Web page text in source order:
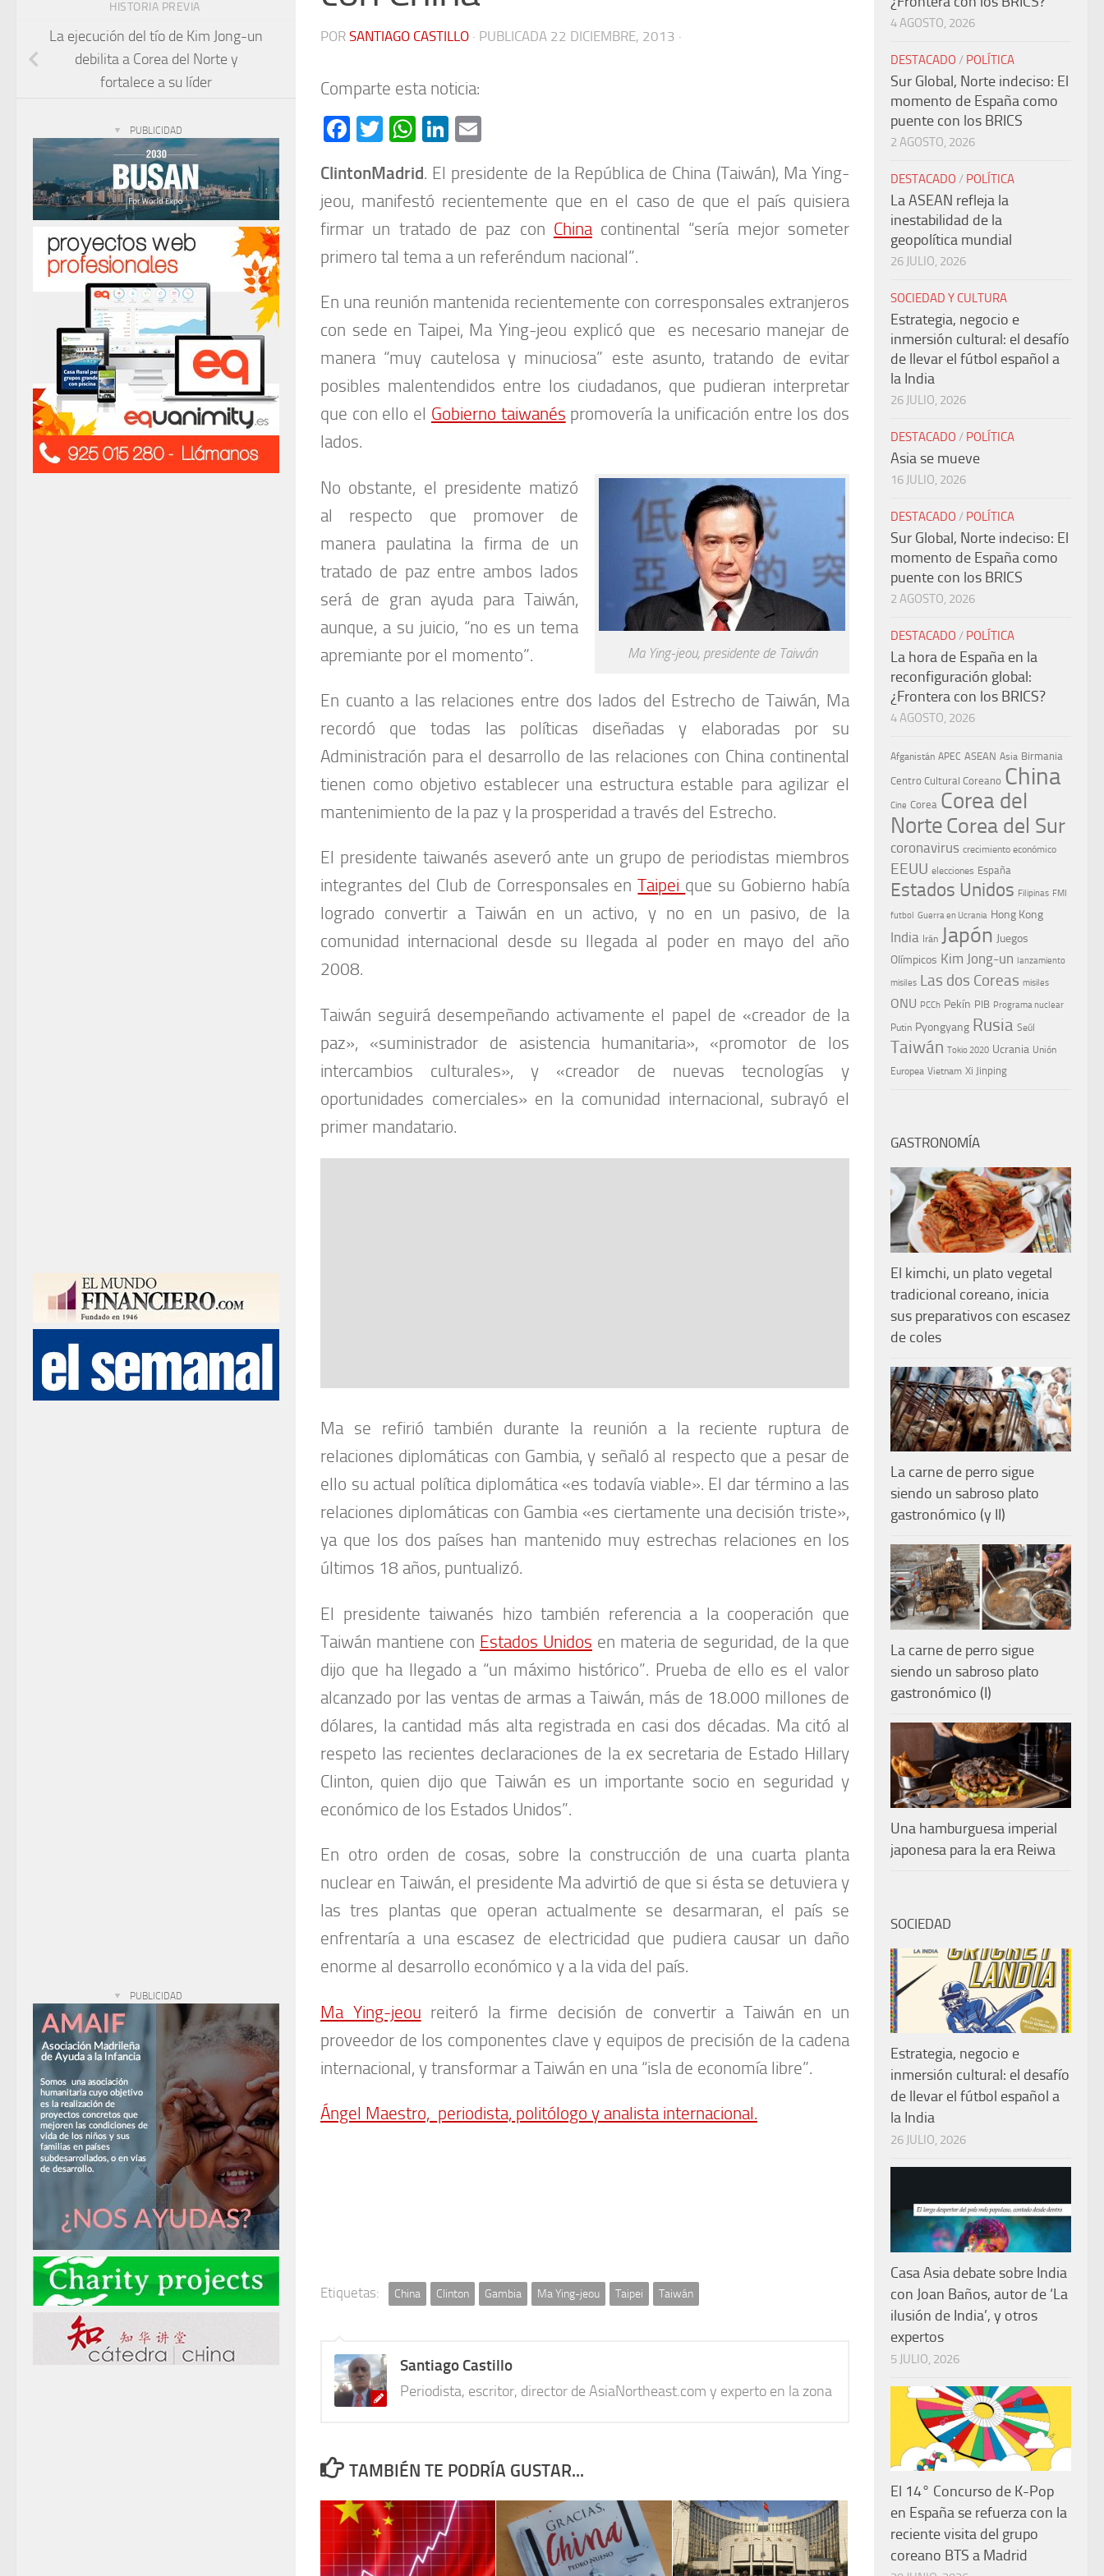
POR SANTIAGO CASTILLO · PUBLICADA 22 DICIEMBRE, 2013 ·
Comparte esta noticia:
Facebook
Twitter
WhatsApp
LinkedIn
ClintonMadrid. El presidente de la República de China (Taiwán), Ma Ying-
jeou, manifestó recientemente que en el caso de que el país quisiera
firmar un tratado de paz con Chinacontinental “sería mejor someter
primero tal tema a un referéndum nacional”.
En una reunión mantenida recientemente con corresponsales extranjeros
con sede en Taipei, Ma Ying-jeou explicó que es necesario manejar de
manera “muy cautelosa y minuciosa” este asunto, tratando de evitar
posibles malentendidos entre los ciudadanos, que pudieran interpretar
que con ello el Gobierno taiwanés promovería la unificación entre los dos
lados.
Ma Ying-jeou, presidente de Taiwán
No obstante, el presidente matizó
al respecto que promover de
manera paulatina la firma de un
tratado de paz entre ambos lados
será de gran ayuda para Taiwán,
aunque, a su juicio, “no es un tema
apremiante por el momento”.
En cuanto a las relaciones entre dos lados del Estrecho de Taiwán, Ma
recordó que todas las políticas diseñadas y elaboradas por su
Administración para el desarrollo de las relaciones con China continental
tienen como objetivo establecer una estructura estable para agilizar el
mantenimiento de la paz y la prosperidad a través del Estrecho.
El presidente taiwanés aseveró ante un grupo de periodistas miembros
integrantes del Club de Corresponsales enTaipei que su Gobierno había
logrado convertir a Taiwán en un activo, y no en un pasivo, de la
comunidad internacional desde su llegada al poder en mayo del año
2008.
Taiwán seguirá desempeñando activamente el papel de «creador de la
paz», «suministrador de asistencia humanitaria», «promotor de los
intercambios culturales», y «creador de nuevas tecnologías y
oportunidades comerciales» en la comunidad internacional, subrayó el
primer mandatario.
Ma se refirió también durante la reunión a la reciente ruptura de
relaciones diplomáticas con Gambia, y señaló al respecto que a pesar de
ello su actual política diplomática «es todavía viable». El dar término a las
relaciones diplomáticas con Gambia «es ciertamente una decisión triste»,
ya que los dos países han mantenido muy estrechas relaciones en los
últimos 18 años, puntualizó.
El presidente taiwanés hizo también referencia a la cooperación que
Taiwán mantiene con Estados Unidos en materia de seguridad, de la que
dijo que ha llegado a “un máximo histórico”. Prueba de ello es el valor
alcanzado por las ventas de armas a Taiwán, más de 18.000 millones de
dólares, la cantidad más alta registrada en casi dos décadas. Ma citó al
respeto las recientes declaraciones de la ex secretaria de Estado Hillary
Clinton, quien dijo que Taiwán es un importante socio en seguridad y
económico de los Estados Unidos”.
En otro orden de cosas, sobre la construcción de una cuarta planta
nuclear en Taiwán, el presidente Ma advirtió de que si ésta se detuviera y
las tres plantas que operan actualmente se desarmaran, el país se
enfrentaría a una escasez de electricidad que pudiera causar un daño
enorme al desarrollo económico y a la vida del país.
Ma Ying-jeou reiteró la firme decisión de convertir a Taiwán en un
proveedor de los componentes clave y equipos de precisión de la cadena
internacional, y transformar a Taiwán en una “isla de economía libre”.
Ángel Maestro, periodista, politólogo y analista internacional.
Etiquetas: China Clinton Gambia Ma Ying-jeou Taipei Taiwán
Santiago Castillo
Periodista, escritor, director de AsiaNortheast.com y experto en la zona
TAMBIÉN TE PODRÍA GUSTAR...
HISTORIA PREVIA
La ejecución del tío de Kim Jong-un
debilita a Corea del Norte y
fortalece a su líder
PUBLICIDAD
PUBLICIDAD
4 AGOSTO, 2026
DESTACADO / POLÍTICA
Sur Global, Norte indeciso: El
momento de España como
puente con los BRICS
2 AGOSTO, 2026
DESTACADO / POLÍTICA
La ASEAN refleja la
inestabilidad de la
geopolítica mundial
26 JULIO, 2026
SOCIEDAD Y CULTURA
Estrategia, negocio e
inmersión cultural: el desafío
de llevar el fútbol español a
la India
26 JULIO, 2026
DESTACADO / POLÍTICA
Asia se mueve
16 JULIO, 2026
DESTACADO / POLÍTICA
Sur Global, Norte indeciso: El
momento de España como
puente con los BRICS
2 AGOSTO, 2026
DESTACADO / POLÍTICA
La hora de España en la
reconfiguración global:
¿Frontera con los BRICS?
4 AGOSTO, 2026
Afganistán APEC ASEAN Asia Birmania
Centro Cultural Coreano China
Cine Corea Corea del
NorteCorea del Sur
coronavirus crecimiento económico
EEUU elecciones España
Estados Unidos Filipinas FMI
futbol Guerra en Ucrania Hong Kong
India Irán Japón Juegos
Olímpicos Kim Jong-un lanzamiento
misiles Las dos Coreas misiles
ONU PCCh Pekín PIB Programa nuclear
Putin Pyongyang Rusia Seúl
Taiwán Tokio 2020 Ucrania Unión
Europea Vietnam Xi Jinping
GASTRONOMÍA
El kimchi, un plato vegetal
tradicional coreano, inicia
sus preparativos con escasez
de coles
La carne de perro sigue
siendo un sabroso plato
gastronómico (y II)
La carne de perro sigue
siendo un sabroso plato
gastronómico (I)
Una hamburguesa imperial
japonesa para la era Reiwa
SOCIEDAD
Estrategia, negocio e
inmersión cultural: el desafío
de llevar el fútbol español a
la India
26 JULIO, 2026
Casa Asia debate sobre India
con Joan Baños, autor de ‘La
ilusión de India’, y otros
expertos
5 JULIO, 2026
El 14° Concurso de K-Pop
en España se refuerza con la
reciente visita del grupo
coreano BTS a Madrid